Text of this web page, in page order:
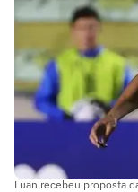
Luan recebeu proposta